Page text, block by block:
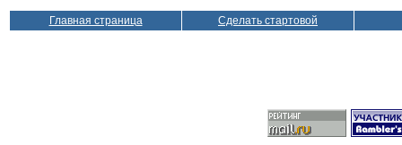
Главная страница Сделать стартовой